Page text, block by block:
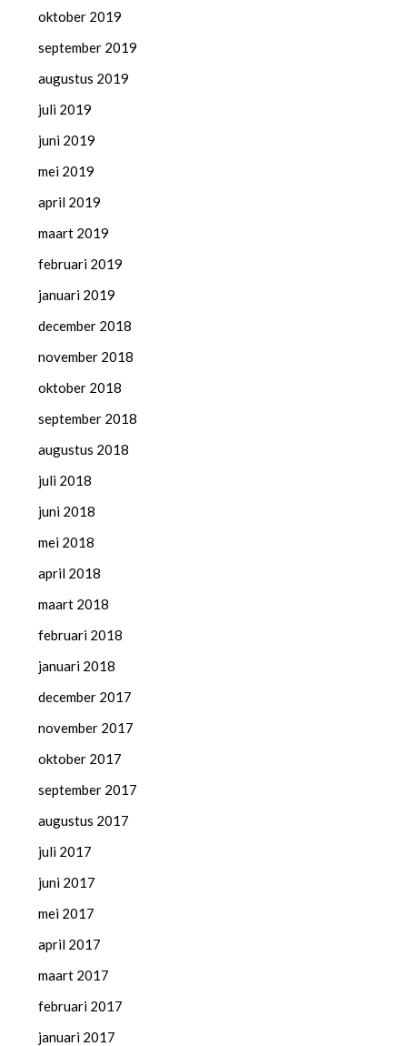
oktober 2019
september 2019
augustus 2019
juli 2019
juni 2019
mei 2019
april 2019
maart 2019
februari 2019
januari 2019
december 2018
november 2018
oktober 2018
september 2018
augustus 2018
juli 2018
juni 2018
mei 2018
april 2018
maart 2018
februari 2018
januari 2018
december 2017
november 2017
oktober 2017
september 2017
augustus 2017
juli 2017
juni 2017
mei 2017
april 2017
maart 2017
februari 2017
januari 2017